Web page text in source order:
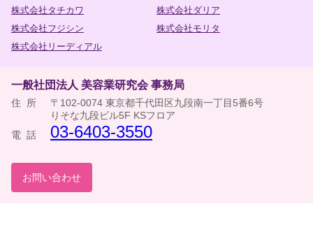
株式会社タチカワ
株式会社ダリア
株式会社フジシン
株式会社モリタ
株式会社リーディアル
一般社団法人 美容業研究会 事務局
住所
〒102-0074 東京都千代田区九段南一丁目5番6号
りそな九段ビル5F KSフロア
電話
03-6403-3550
お問い合わせ